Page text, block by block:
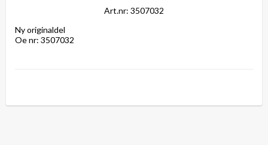
Art.nr: 3507032
Ny originaldel
Oe nr: 3507032